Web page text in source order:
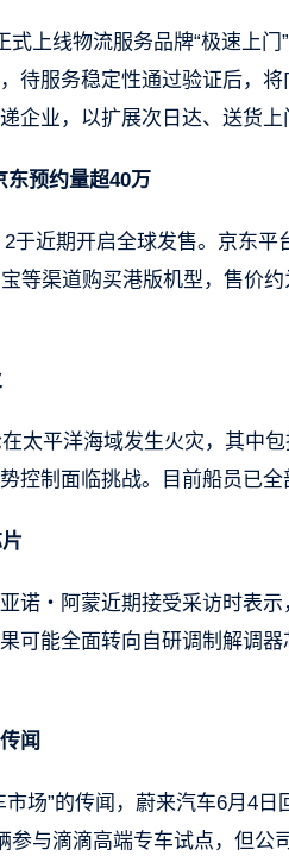
式上线物流服务品牌“极速上
待服务稳定性通过验证后，
企业，以扩展次日达、送货上
预约量超40万
于近期开启全球发售。京东
等渠道购买港版机型，售价
太平洋海域发生火灾，其中
控制面临挑战。目前船员已全
诺・阿蒙近期接受采访时表
可能全面转向自研调制解调
闻
场”的传闻，蔚来汽车6月4
参与滴滴高端专车试点，但公